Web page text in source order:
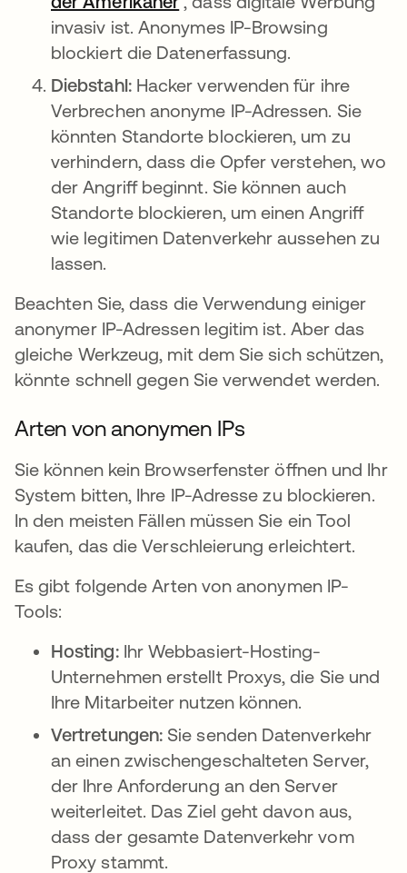
invasiv ist. Anonymes IP-Browsing
blockiert die Datenerfassung.
Diebstahl: Hacker verwenden für ihre
Verbrechen anonyme IP-Adressen. Sie
könnten Standorte blockieren, um zu
verhindern, dass die Opfer verstehen, wo
der Angriff beginnt. Sie können auch
Standorte blockieren, um einen Angriff
wie legitimen Datenverkehr aussehen zu
lassen.
Beachten Sie, dass die Verwendung einiger
anonymer IP-Adressen legitim ist. Aber das
gleiche Werkzeug, mit dem Sie sich schützen,
könnte schnell gegen Sie verwendet werden.
Arten von anonymen IPs
Sie können kein Browserfenster öffnen und Ihr
System bitten, Ihre IP-Adresse zu blockieren.
In den meisten Fällen müssen Sie ein Tool
kaufen, das die Verschleierung erleichtert.
Es gibt folgende Arten von anonymen IP-
Tools:
Hosting: Ihr Webbasiert-Hosting-
Unternehmen erstellt Proxys, die Sie und
Ihre Mitarbeiter nutzen können.
Vertretungen: Sie senden Datenverkehr
an einen zwischengeschalteten Server,
der Ihre Anforderung an den Server
weiterleitet. Das Ziel geht davon aus,
dass der gesamte Datenverkehr vom
Proxy stammt.